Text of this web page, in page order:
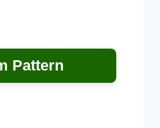
Pattern